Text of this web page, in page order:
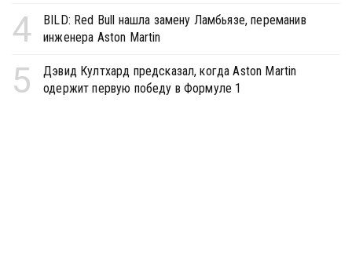
4
BILD: Red Bull нашла замену Ламбьязе, переманив
инженера Aston Martin
5
Дэвид Култхард предсказал, когда Aston Martin
одержит первую победу в Формуле 1